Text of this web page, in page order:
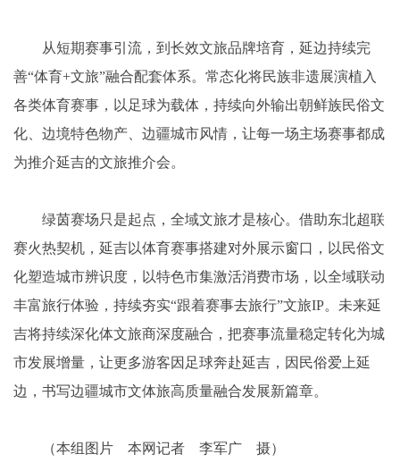
从短期赛事引流，到长效文旅品牌培育，延边持续完
善“体育+文旅”融合配套体系。常态化将民族非遗展演植入
各类体育赛事，以足球为载体，持续向外输出朝鲜族民俗文
化、边境特色物产、边疆城市风情，让每一场主场赛事都成
为推介延吉的文旅推介会。
绿茵赛场只是起点，全域文旅才是核心。借助东北超联
赛火热契机，延吉以体育赛事搭建对外展示窗口，以民俗文
化塑造城市辨识度，以特色市集激活消费市场，以全域联动
丰富旅行体验，持续夯实“跟着赛事去旅行”文旅IP。未来延
吉将持续深化体文旅商深度融合，把赛事流量稳定转化为城
市发展增量，让更多游客因足球奔赴延吉，因民俗爱上延
边，书写边疆城市文体旅高质量融合发展新篇章。
（本组图片 本网记者 李军广 摄）